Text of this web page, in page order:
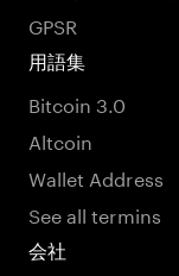
GPSR
用語集
Bitcoin 3.0
Altcoin
Wallet Address
See all termins
会社